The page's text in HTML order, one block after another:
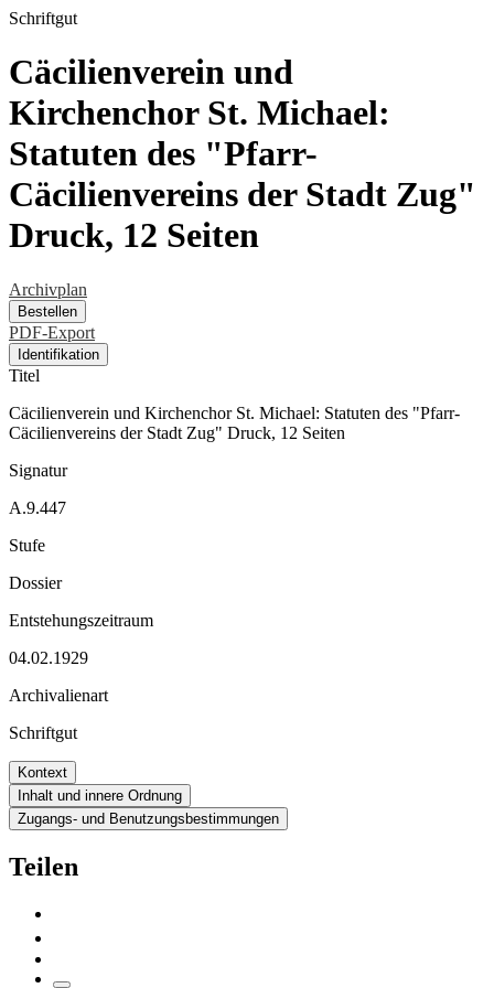
Schriftgut
Cäcilienverein und
Kirchenchor St. Michael:
Statuten des "Pfarr-
Cäcilienvereins der Stadt Zug"
Druck, 12 Seiten
Archivplan
Bestellen
PDF-Export
Identifikation
Titel
Cäcilienverein und Kirchenchor St. Michael: Statuten des "Pfarr-
Cäcilienvereins der Stadt Zug" Druck, 12 Seiten
Signatur
A.9.447
Stufe
Dossier
Entstehungszeitraum
04.02.1929
Archivalienart
Schriftgut
Kontext
Inhalt und innere Ordnung
Zugangs- und Benutzungsbestimmungen
Teilen